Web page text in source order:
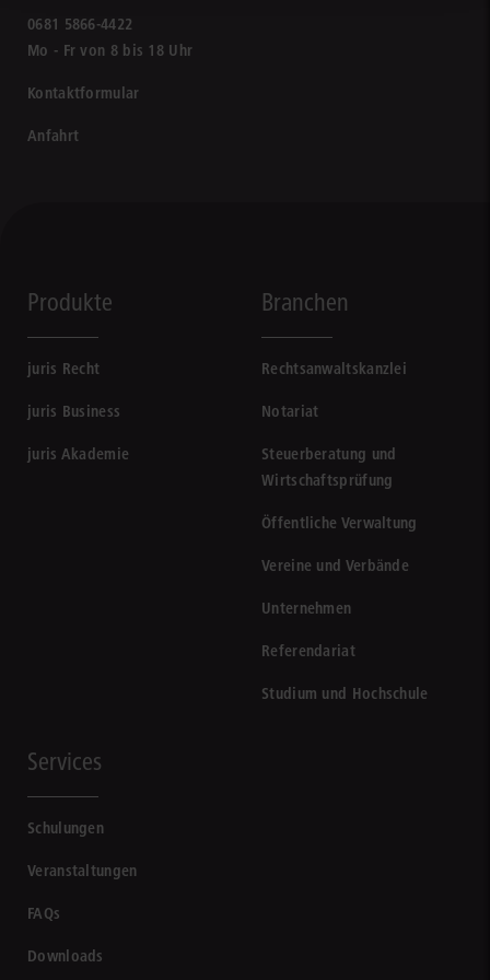
0681 5866-4422
Mo - Fr von 8 bis 18 Uhr
Kontaktformular
Anfahrt
Produkte
juris Recht
juris Business
juris Akademie
Branchen
Rechtsanwaltskanzlei
Notariat
Steuerberatung und
Wirtschaftsprüfung
Öffentliche Verwaltung
Vereine und Verbände
Unternehmen
Referendariat
Studium und Hochschule
Services
Schulungen
Veranstaltungen
FAQs
Downloads